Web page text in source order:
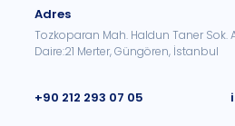
Adres
Tozkoparan Mah. Haldun Taner Sok.
Daire:21 Merter, Güngören, İstanbul
+90 212 293 07 05